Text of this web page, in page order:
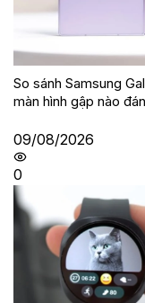
So sánh Samsung
màn hình gập nào
09/08/2026
0